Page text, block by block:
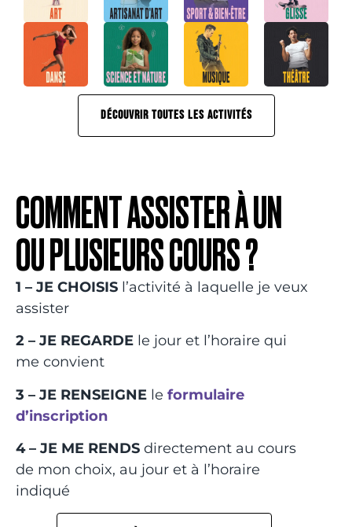
DÉCOUVRIR TOUTES LES ACTIVITÉS
COMMENT ASSISTER À UN
OU PLUSIEURS COURS ?
1 – JE CHOISIS l’activité à laquelle je veux
assister
2 – JE REGARDE le jour et l’horaire qui
me convient
3 – JE RENSEIGNE le formulaire
d’inscription
4 – JE ME RENDS directement au cours
de mon choix, au jour et à l’horaire
indiqué